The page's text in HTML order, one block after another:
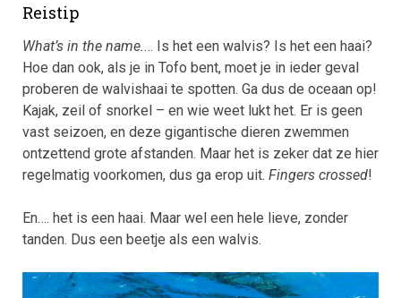
Reistip
What’s in the name.… Is het een walvis? Is het een haai?
Hoe dan ook, als je in Tofo bent, moet je in ieder geval
proberen de walvishaai te spotten. Ga dus de oceaan op!
Kajak, zeil of snorkel – en wie weet lukt het. Er is geen
vast seizoen, en deze gigantische dieren zwemmen
ontzettend grote afstanden. Maar het is zeker dat ze hier
regelmatig voorkomen, dus ga erop uit. Fingers crossed!
En…. het is een haai. Maar wel een hele lieve, zonder
tanden. Dus een beetje als een walvis.